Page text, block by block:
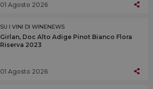
01 Agosto 2026
SU I VINI DI WINENEWS
Girlan, Doc Alto Adige Pinot Bianco Flora
Riserva 2023
01 Agosto 2026